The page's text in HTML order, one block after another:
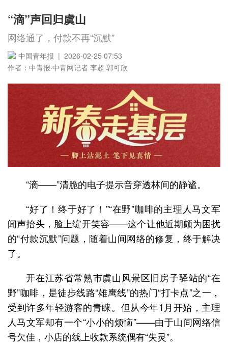
“滴”声回归虞山
网络通了，付款不再“沉默”
中国青年报 | 2026-02-25 07:53
作者：中青报·中青网记者 李超 郭可欣
“滴——”清脆的电子提示音穿透林间的静谧。
“好了！终于好了！”“在野”咖啡的主理人马文军
闻声抬头，脸上绽开笑容——这个让他近期颇为困扰
的“付款沉默”问题，随着山间网络的修复，终于解决
了。
开在江苏省常熟市虞山风景区旧房子驿站的“在
野”咖啡，是徒步线路“雄鹰线”的热门“打卡点”之一，
受到许多年轻游客的青睐。但从今年1月开始，主理
人马文军却有一个“小小的烦恼”——由于山间网络信
号欠佳，小店的线上收款系统偶有“失灵”。